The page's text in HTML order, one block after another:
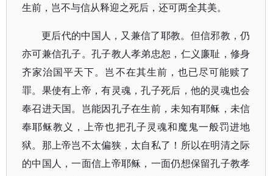
生前，岂不与信从释迎之死后，还可两全其美。
更后代的中国人，又兼信了耶教。但信邪教，仍
亦可兼信孔子。孔子教人孝弟忠恕，仁义廉耻，修身
齐家治国平天下。岂不在其生前，也已尽可能赎了
罪。果使有上帝，有灵魂，孔子死后，他的灵魂也会
奉召进天国。岂能因孔子在生前，未知有耶稣，未信
奉耶稣教义，上帝也把孔子灵魂和魔鬼一般罚进地
狱。那上帝岂不太偏狭，太自私了！所以在明清之际
的中国人，一面信上帝耶稣，一面仍想保留孔子教孝